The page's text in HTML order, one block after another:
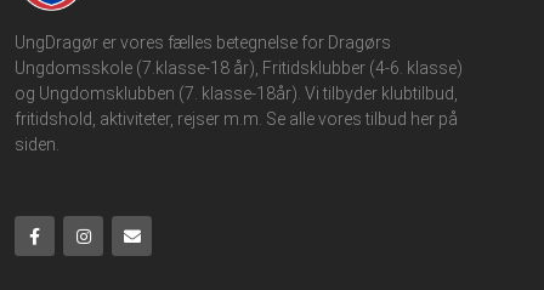
UngDragør er vores fælles betegnelse for Dragørs
Ungdomsskole (7.klasse-18 år), Fritidsklubber (4-6. klasse)
og Ungdomsklubben (7. klasse-18år). Vi tilbyder klubtilbud,
fritidshold, aktiviteter, rejser m.m. Se alle vores tilbud her på
siden.